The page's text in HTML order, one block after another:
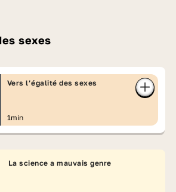
sexes
Vers l’égalité des sexes
1min
La science a mauvais genre